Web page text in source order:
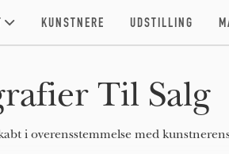
KUNSTNERE UDSTILLING
Til Salg
i overensstemmelse med